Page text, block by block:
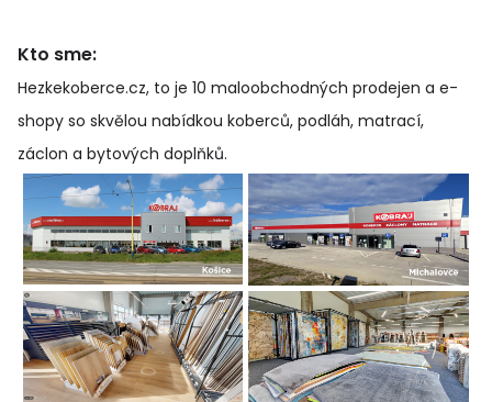
Kto sme:
Hezkekoberce.cz, to je 10 maloobchodných prodejen a e-
shopy so skvělou nabídkou koberců, podláh, matrací,
záclon a bytových doplňků.